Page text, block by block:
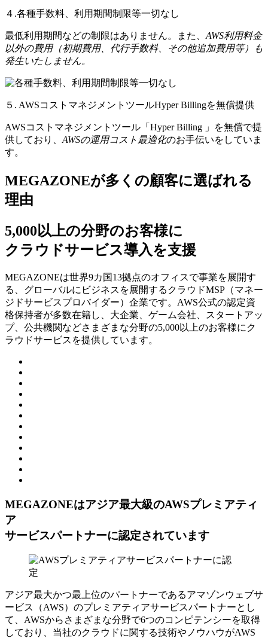
４.各種手数料、利用期間制限等一切なし
最低利用期間などの制限はありません。また、 AWS利用料金
以外の費用（初期費用、代行手数料、その他追加費用等）も
発生いたしません。
５. AWSコストマネジメントツールHyper Billingを無償提供
AWSコストマネジメントツール「Hyper Billing 」を無償で提
供しており、 AWSの運⽤コスト最適化のお⼿伝いをしていま
す。
MEGAZONEが多くの顧客に選ばれる
理由
5,000以上の分野のお客様に
クラウドサービス導入を支援
MEGAZONEは世界9カ国13拠点のオフィスで事業を展開す
る、グローバルにビジネスを展開するクラウドMSP（マネー
ジドサービスプロバイダー）企業です。AWS公式の認定資
格保持者が多数在籍し、⼤企業、ゲーム会社、スタートアッ
プ、公共機関などさまざまな分野の5,000以上のお客様にク
ラウドサービスを提供しています。
MEGAZONEはアジア最⼤級のAWSプレミアティ
ア
サービスパートナーに認定されています
アジア最大かつ最上位のパートナーであるアマゾンウェブサ
ービス（AWS）のプレミアティアサービスパートナーとし
て、AWSからさまざまな分野で6つのコンピテンシーを取得
しており、当社のクラウドに関する技術やノウハウがAWS